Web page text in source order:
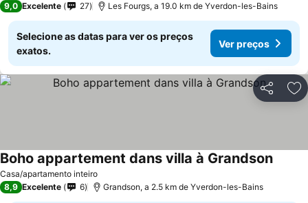
9,0 Excelente 27 Les Fourgs, a 19.0 km de Yverdon-les-Bains
Selecione as datas para ver os preços
exatos.
Ver preços
Partilhar
Casa/apartamento inteiro
Boho appartement dans villa à Grandson
8,9 Excelente 6 Grandson, a 2.5 km de Yverdon-les-Bains